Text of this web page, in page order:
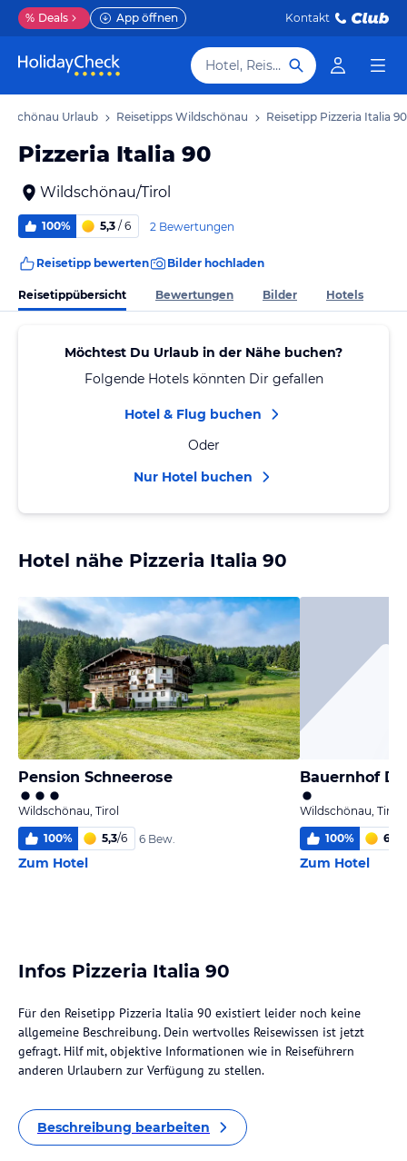
% Deals App öffnen Kontakt
Hotel, Reiseziel
Urlaub Reisetipps Wildschönau Reisetipp Pizzeria Italia 90
Pizzeria Italia 90
Wildschönau/Tirol
100% 5,3 / 6 2 Bewertungen
Reisetipp bewerten Bilder hochladen
Reisetippübersicht Bewertungen Bilder Hotels
Möchtest Du Urlaub in der Nähe buchen?
Folgende Hotels könnten Dir gefallen
Hotel & Flug buchen
Oder
Nur Hotel buchen
Hotel nähe Pizzeria Italia 90
Pension Schneerose
Wildschönau, Tirol
100% 5,3/6 6 Bew.
Zum Hotel
Bauernhof
Wildschönau, Tirol
100% 6,0
Zum Hotel
Infos Pizzeria Italia 90
Für den Reisetipp Pizzeria Italia 90 existiert leider noch keine
allgemeine Beschreibung. Dein wertvolles Reisewissen ist jetzt
gefragt. Hilf mit, objektive Informationen wie in Reiseführern
anderen Urlaubern zur Verfügung zu stellen.
Beschreibung bearbeiten